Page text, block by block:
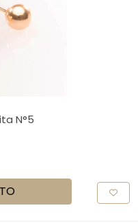
N°5